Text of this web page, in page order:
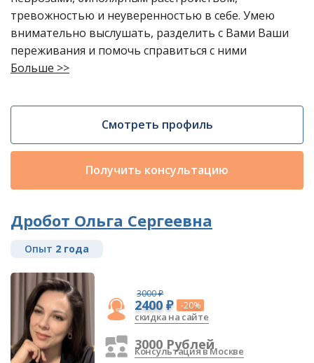
тревожностью и неуверенностью в себе. Умею
внимательно выслушать, разделить с Вами Ваши
переживания и помочь справиться с ними
Больше >>
Смотреть профиль
Получить консультацию
Дробот Ольга Сергеевна
Опыт 2 года
3000 ₽
2400 ₽ -20%
скидка на сайте
3000 Рублей
Консультация в Москве